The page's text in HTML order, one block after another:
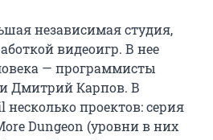
независимая студия,
видеоигр. В нее
— программисты
Дмитрий Карпов. В
несколько проектов: серия
Dungeon (уровни в них